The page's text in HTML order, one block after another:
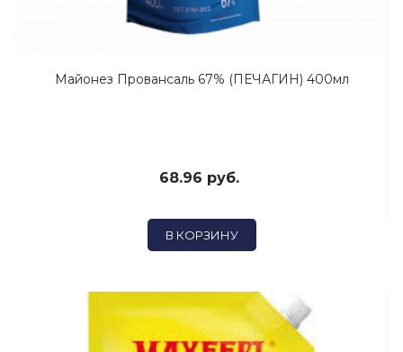
Майонез Провансаль 67% (ПЕЧАГИН) 400мл
68.96 руб.
В КОРЗИНУ